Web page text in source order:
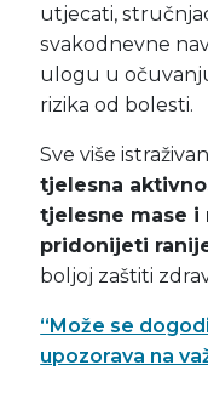
utjecati,
svakodnevne
ulogu u
rizika od bolesti.
Sve više
tjelesna
tjelesne mase
pridonijeti
boljoj zaštiti
“Može se
upozorava na